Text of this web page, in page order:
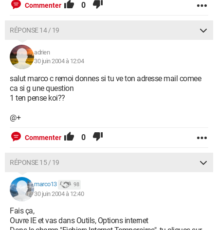
Commenter 0
RÉPONSE 14 / 19
adrien
30 juin 2004 à 12:04
salut marco c remoi donnes si tu ve ton adresse mail comee
ca si g une question
1 ten pense koi??
@+
Commenter 0
RÉPONSE 15 / 19
marco13 98
30 juin 2004 à 12:40
Fais ça,
Ouvre IE et vas dans Outils, Options internet